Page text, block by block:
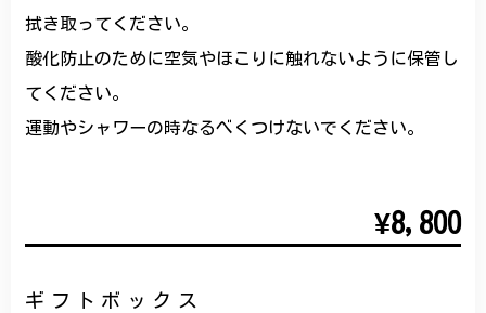
拭き取ってください。
酸化防止のために空気やほこりに触れないように保管し
てください。
運動やシャワーの時なるべくつけないでください。
¥8,800
ギフトボックス